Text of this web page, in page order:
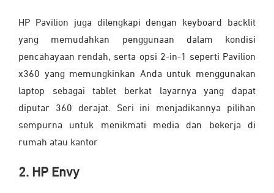
HP Pavilion juga dilengkapi dengan keyboard backlit
yang memudahkan penggunaan dalam kondisi
pencahayaan rendah, serta opsi 2-in-1 seperti Pavilion
x360 yang memungkinkan Anda untuk menggunakan
laptop sebagai tablet berkat layarnya yang dapat
diputar 360 derajat. Seri ini menjadikannya pilihan
sempurna untuk menikmati media dan bekerja di
rumah atau kantor
2. HP Envy